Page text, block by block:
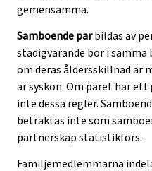
gemensamma.
Samboende parbildas av
stadigvarande bor i
om deras åldersskillnad är
är syskon. Om paret har
inte dessa regler.
betraktas inte som
partnerskap statistikförs.
Familjemedlemmarna